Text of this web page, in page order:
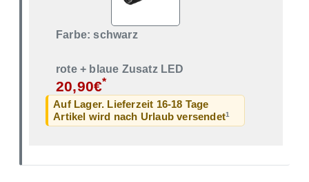
Farbe: schwarz
rote + blaue Zusatz LED
20,90€*
Auf Lager. Lieferzeit 16-18 Tage
Artikel wird nach Urlaub versendet1